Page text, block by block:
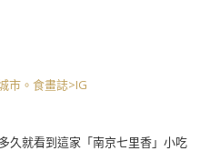
市。食畫誌>IG
久就看到這家「南京七里香」小吃